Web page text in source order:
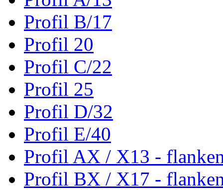
Profil B/17
Profil 20
Profil C/22
Profil 25
Profil D/32
Profil E/40
Profil AX / X13 -
Profil BX / X17 -